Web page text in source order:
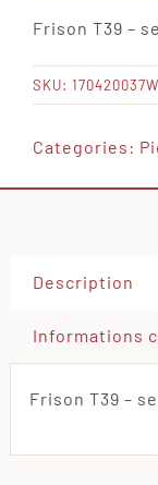
-
selle
Frison T39 –
SKU: 170420037W
Categories:
Description
Informations
Frison T39 –